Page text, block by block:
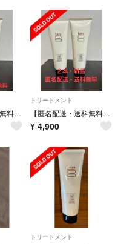
【匿名配送・送料無料】 haru デリ・レシピトリートメント 250g ×2本
トリートメント
【匿名配送・送料無料】 haru デリ・レシピトリートメント 250g ×2本
¥ 4,900
トリートメント